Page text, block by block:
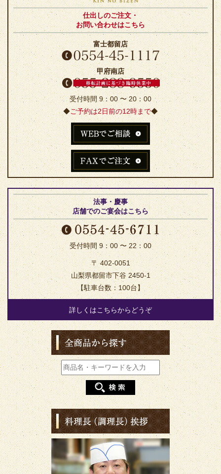
仕出しのご注文・
お問い合わせはこちら
富士都留店
甲府南店
受付時間 9：00 〜 20：00
◆ご予約は2日前の12時まで◆
法事・慶事
店舗でのご宴会はこちら
受付時間 9：00 〜 22：00
〒 402-0051
山梨県都留市下谷 2450-1
【駐車台数：100台】
詳しくはこちらからどうぞ